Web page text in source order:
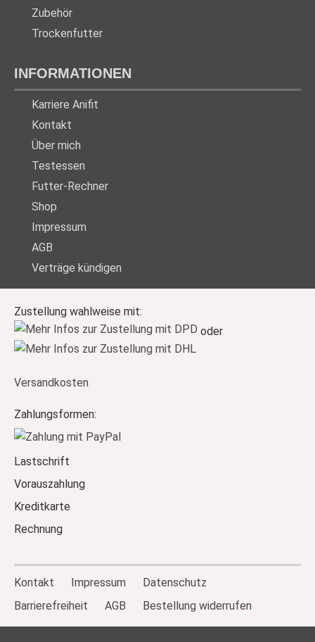
Zubehör
Trockenfutter
INFORMATIONEN
Karriere Anifit
Kontakt
Über mich
Testessen
Futter-Rechner
Shop
Impressum
AGB
Verträge kündigen
Zustellung wahlweise mit:
oder
Versandkosten
Zahlungsformen:
Lastschrift
Vorauszahlung
Kreditkarte
Rechnung
Kontakt Impressum
Datenschutz
Barrierefreiheit
AGB Bestellung widerrufen